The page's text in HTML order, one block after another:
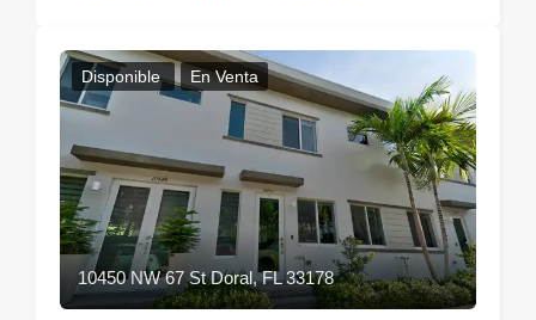
Disponible En Venta
10450 NW 67 St Doral, FL 33178